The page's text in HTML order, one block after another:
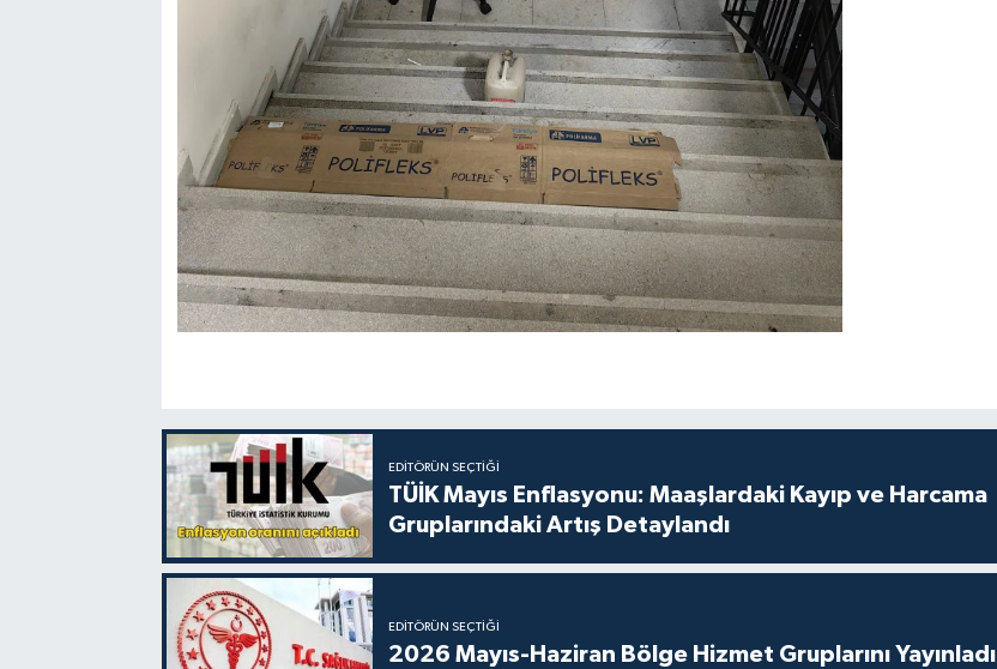
EDITÖRÜN SEÇTIĞI
TÜİK Mayıs Enflasyonu: Maaşlardaki Kayıp ve Harcama
Gruplarındaki Artış Detaylandı
EDITÖRÜN SEÇTIĞI
2026 Mayıs-Haziran Bölge Hizmet Gruplarını Yayınladı